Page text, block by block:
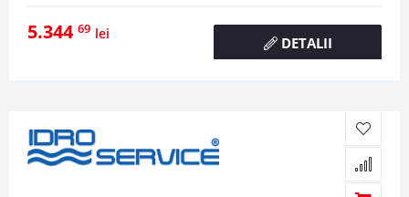
5.344 69 lei
DETALII